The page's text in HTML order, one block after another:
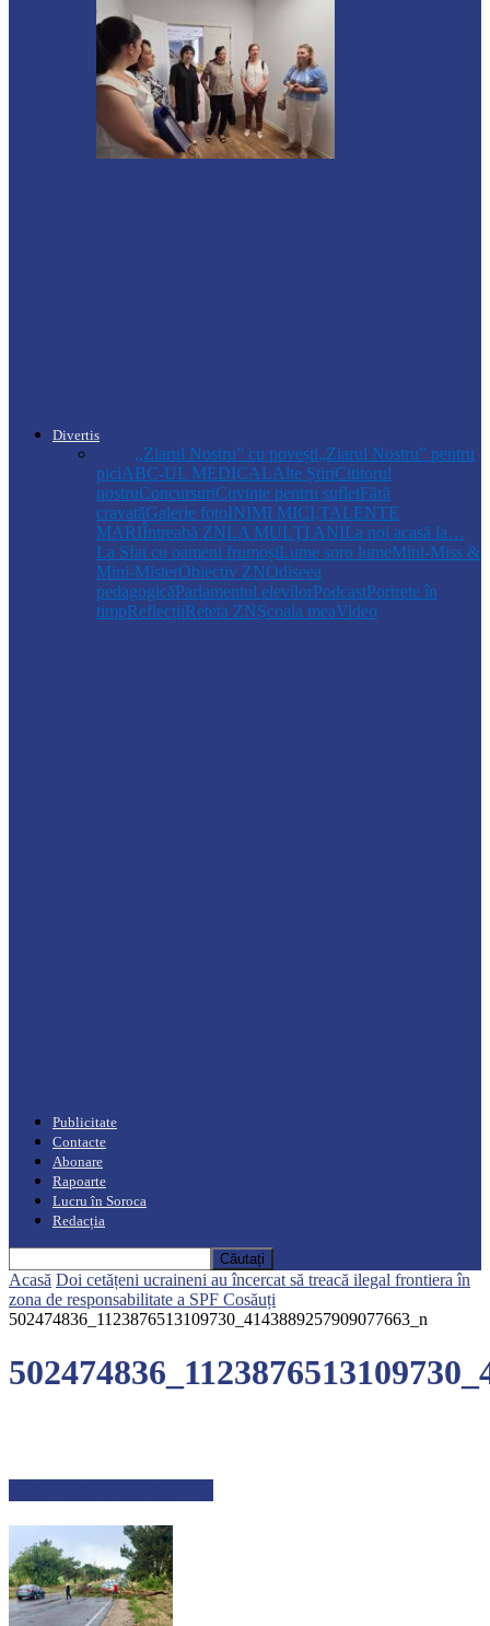
Divertis
,,Ziarul Nostru” cu povești„Ziarul Nostru” pentru
piciABC-UL MEDICALAlte ȘtiriCititorul
nostruConcursuriCuvinte pentru sufletFără
cravatăGalerie fotoINIMI MICI,TALENTE
MARIÎntreabă ZNLA MULŢI ANILa noi acasă la…
La Sfat cu oameni frumoșiLume soro lumeMini-Miss &
Mini-MisterObiectiv ZNOdiseea
pedagogicăParlamentul elevilorPodcastPortrete în
timpReflecțiiReteta ZNȘcoala meaVideo
Publicitate
Contacte
Abonare
Rapoarte
Lucru în Soroca
Redacția
Acasă Doi cetățeni ucraineni au încercat să treacă ilegal frontiera în
zona de responsabilitate a SPF Cosăuți
502474836_1123876513109730_4143889257909077663_n